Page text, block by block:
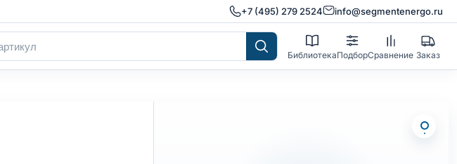
+7 (495) 279 2524 info@segmentenergo.ru
БиблиотекаПодборСравнение Заказ